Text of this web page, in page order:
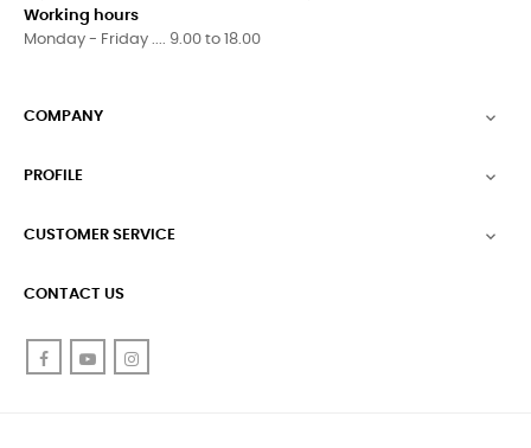
Working hours
Monday - Friday .... 9.00 to 18.00
COMPANY 
PROFILE 
CUSTOMER SERVICE 
CONTACT US
FacebookYouTube